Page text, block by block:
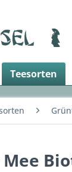
Teesorten